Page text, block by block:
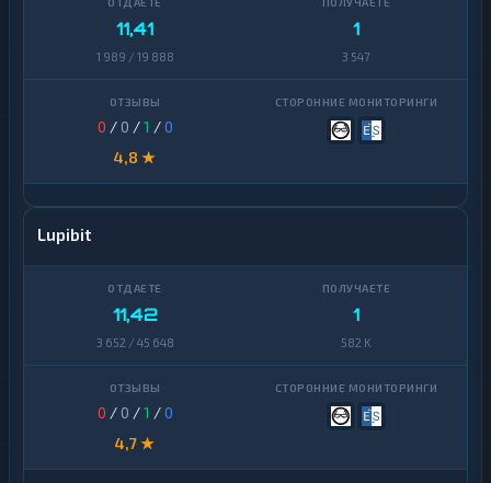
11,41
1 989 / 19 888
1
3 547
0 / 0 /1 /0
4,8 ★
Lupibit
11,42
3 652 / 45 648
1
582 K
0 / 0 /1 /0
4,7 ★